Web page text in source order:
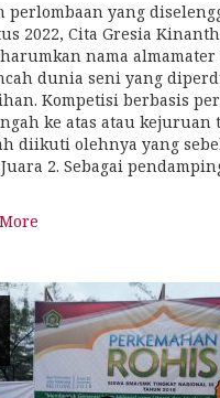
perlombaan yang
2022, Cita Gresia
nama almamater
dunia seni yang
Kompetisi berbasis
ke atas atau kejuruan
diikuti olehnya yang
2. Sebagai